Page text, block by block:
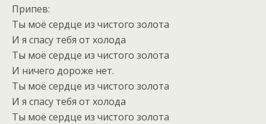
Припев:
Ты моё сердце из чистого золота
И я спасу тебя от холода
Ты моё сердце из чистого золота
И ничего дороже нет.
Ты моё сердце из чистого золота
И я спасу тебя от холода
Ты моё сердце из чистого золота